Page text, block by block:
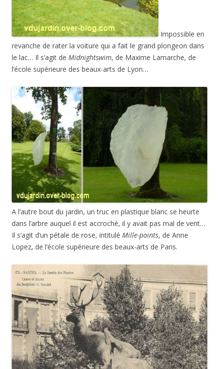
Impossible en
revanche de rater la voiture qui a fait le grand plongeon dans
le lac… Il s’agit de Midnightswim, de Maxime Lamarche, de
l’école supérieure des beaux-arts de Lyon…
A l’autre bout du jardin, un truc en plastique blanc se heurte
dans l’arbre auquel il est accroché, il y avait pas mal de vent…
Il s’agit d’un pétale de rose, intitulé Mille-­points, de Anne
Lopez, de l’école supérieure des beaux-arts de Paris.